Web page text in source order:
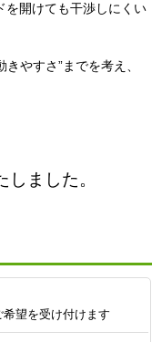
を開けても干渉しにくい
やすさ”までを考え、
ました。
望を受け付けます